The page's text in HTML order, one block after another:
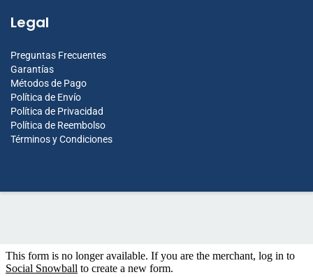
Legal
Preguntas Frecuentes
Garantías
Métodos de Pago
Política de Envío
Política de Privacidad
Política de Reembolso
Términos y Condiciones